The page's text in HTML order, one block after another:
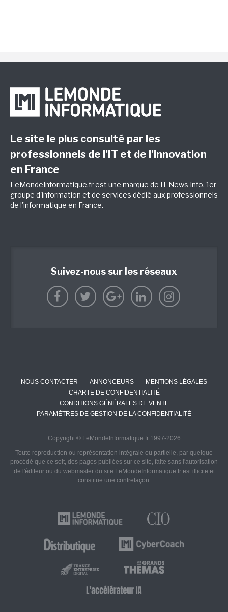
Le site le plus consulté par les
professionnels de l’IT et de l’innovation
en France
LeMondeInformatique.fr est une marque de IT News Info, 1er
groupe d'information et de services dédié aux professionnels
de l'informatique en France.
Suivez-nous sur les réseaux
NOUS CONTACTER ANNONCEURS
MENTIONS LÉGALES
CHARTE DE CONFIDENTIALITÉ
CONDITIONS GÉNÉRALES DE VENTE
PARAMÈTRES DE GESTION DE LA CONFIDENTIALITÉ
Copyright © LeMondeInformatique.fr 1997-2026
Toute reproduction ou représentation intégrale ou partielle, par quelque
procédé que ce soit, des pages publiées sur ce site, faite sans l'autorisation
de l'éditeur ou du webmaster du site LeMondeInformatique.fr est illicite et
constitue une contrefaçon.